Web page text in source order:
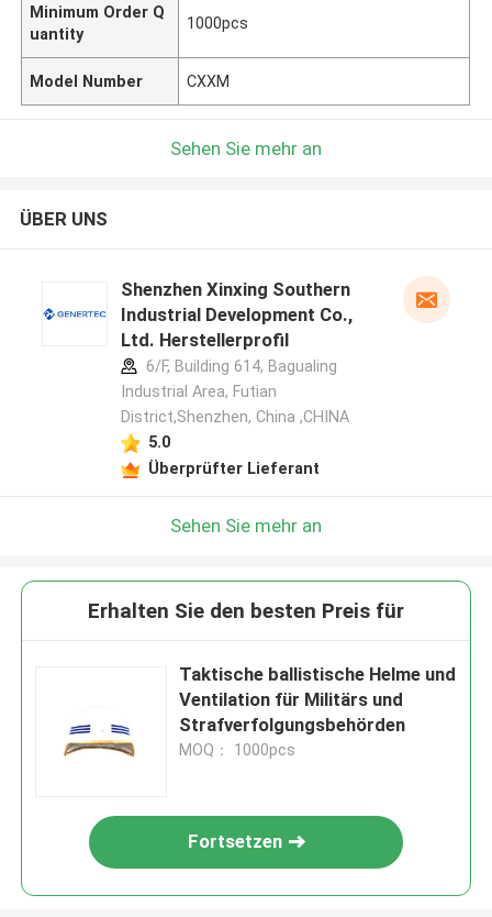
Minimum Order Q
uantity
1000pcs
Model Number CXXM
Sehen Sie mehr an
ÜBER UNS
Shenzhen Xinxing Southern
Industrial Development Co.,
Ltd. Herstellerprofil
6/F, Building 614, Bagualing
Industrial Area, Futian
District,Shenzhen, China ,CHINA
5.0
Überprüfter Lieferant
Sehen Sie mehr an
Erhalten Sie den besten Preis für
Taktische ballistische Helme und
Ventilation für Militärs und
Strafverfolgungsbehörden
MOQ： 1000pcs
Fortsetzen